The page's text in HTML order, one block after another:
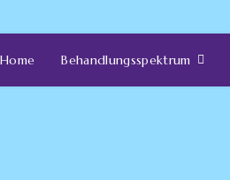
Home Behandlungsspektrum